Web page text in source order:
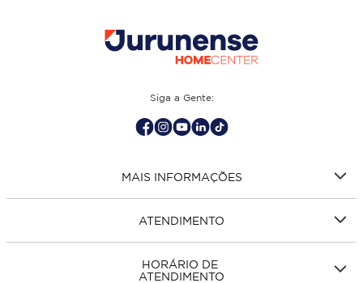
Siga a Gente:
MAIS INFORMAÇÕES
ATENDIMENTO
HORÁRIO DE
ATENDIMENTO